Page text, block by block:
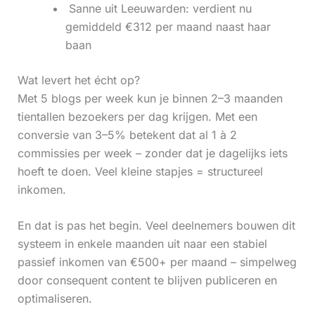
‍ Sanne uit Leeuwarden: verdient nu
gemiddeld €312 per maand naast haar
baan
Wat levert het écht op?
Met 5 blogs per week kun je binnen 2–3 maanden
tientallen bezoekers per dag krijgen. Met een
conversie van 3–5% betekent dat al 1 à 2
commissies per week – zonder dat je dagelijks iets
hoeft te doen. Veel kleine stapjes = structureel
inkomen.
En dat is pas het begin. Veel deelnemers bouwen dit
systeem in enkele maanden uit naar een stabiel
passief inkomen van €500+ per maand – simpelweg
door consequent content te blijven publiceren en
optimaliseren.